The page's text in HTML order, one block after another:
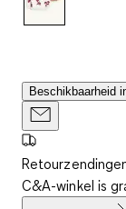
Beschikbaarheid
C&A-winkel is